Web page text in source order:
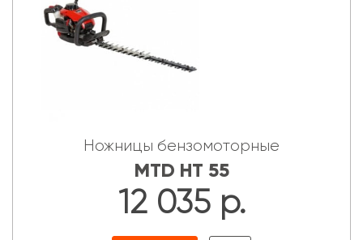
Ножницы бензомоторные
MTD HT 55
12 035 р.